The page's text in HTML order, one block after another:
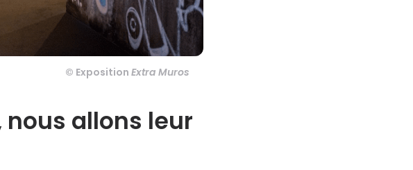
© Exposition Extra Muros
nous allons leur